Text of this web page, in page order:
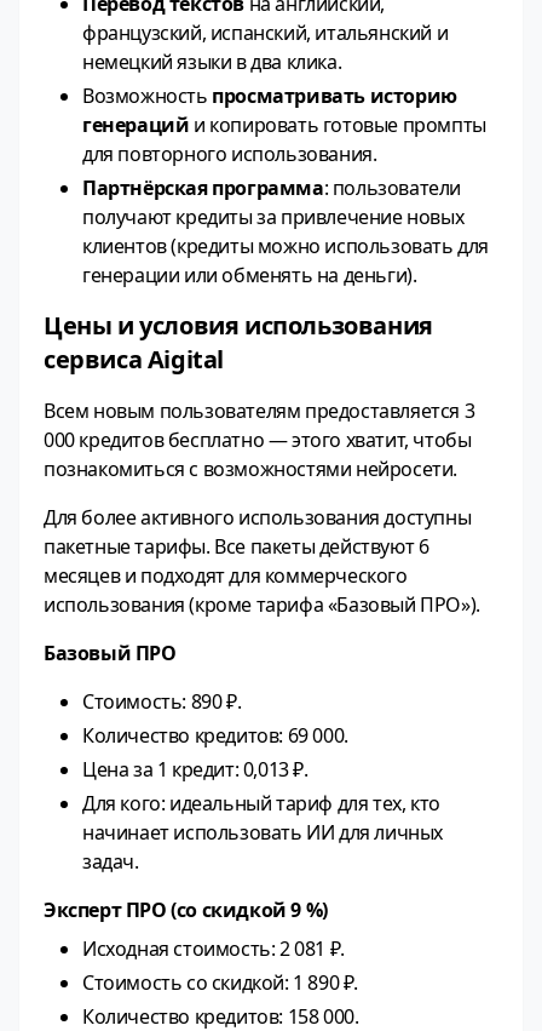
французский, испанский, итальянский и
немецкий языки в два клика.
Возможность просматривать историю
генераций и копировать готовые промпты
для повторного использования.
Партнёрская программа: пользователи
получают кредиты за привлечение новых
клиентов (кредиты можно использовать для
генерации или обменять на деньги).
Цены и условия использования
сервиса Aigital
Всем новым пользователям предоставляется 3
000 кредитов бесплатно — этого хватит, чтобы
познакомиться с возможностями нейросети.
Для более активного использования доступны
пакетные тарифы. Все пакеты действуют 6
месяцев и подходят для коммерческого
использования (кроме тарифа «Базовый ПРО»).
Базовый ПРО
Стоимость: 890 ₽.
Количество кредитов: 69 000.
Цена за 1 кредит: 0,013 ₽.
Для кого: идеальный тариф для тех, кто
начинает использовать ИИ для личных
задач.
Эксперт ПРО (со скидкой 9 %)
Исходная стоимость: 2 081 ₽.
Стоимость со скидкой: 1 890 ₽.
Количество кредитов: 158 000.